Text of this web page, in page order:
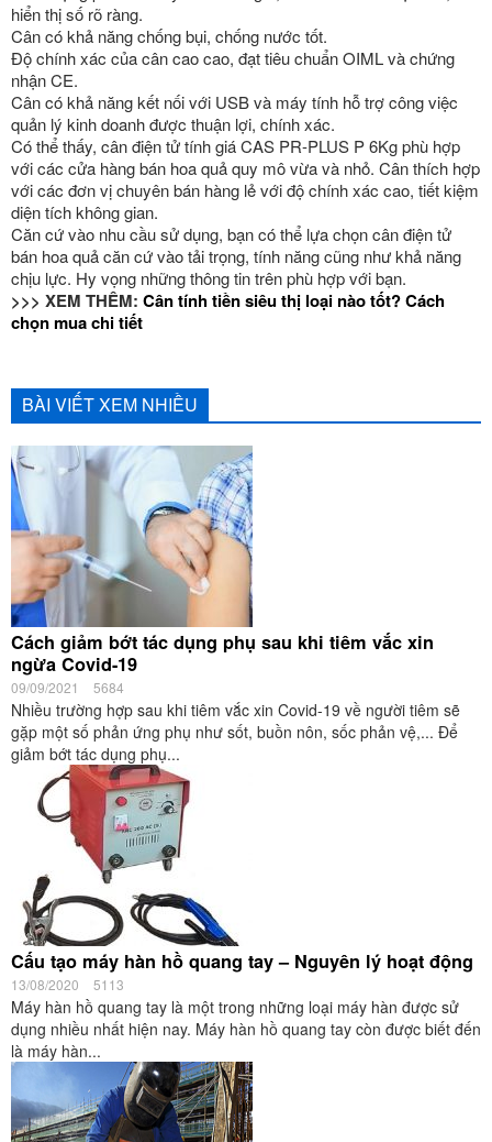
hiển thị số rõ ràng.
Cân có khả năng chống bụi, chống nước tốt.
Độ chính xác của cân cao cao, đạt tiêu chuẩn OIML và chứng
nhận CE.
Cân có khả năng kết nối với USB và máy tính hỗ trợ công việc
quản lý kinh doanh được thuận lợi, chính xác.
Có thể thấy, cân điện tử tính giá CAS PR-PLUS P 6Kg phù hợp
với các cửa hàng bán hoa quả quy mô vừa và nhỏ. Cân thích hợp
với các đơn vị chuyên bán hàng lẻ với độ chính xác cao, tiết kiệm
diện tích không gian.
Căn cứ vào nhu cầu sử dụng, bạn có thể lựa chọn cân điện tử
bán hoa quả căn cứ vào tải trọng, tính năng cũng như khả năng
chịu lực. Hy vọng những thông tin trên phù hợp với bạn.
>>> XEM THÊM: Cân tính tiền siêu thị loại nào tốt? Cách
chọn mua chi tiết
BÀI VIẾT XEM NHIỀU
Cách giảm bớt tác dụng phụ sau khi tiêm vắc xin
ngừa Covid-19
09/09/2021 5684
Nhiều trường hợp sau khi tiêm vắc xin Covid-19 về người tiêm sẽ
gặp một số phản ứng phụ như sốt, buồn nôn, sốc phản vệ,... Để
giảm bớt tác dụng phụ...
Cấu tạo máy hàn hồ quang tay – Nguyên lý hoạt động
13/08/2020 5113
Máy hàn hồ quang tay là một trong những loại máy hàn được sử
dụng nhiều nhất hiện nay. Máy hàn hồ quang tay còn được biết đến
là máy hàn...